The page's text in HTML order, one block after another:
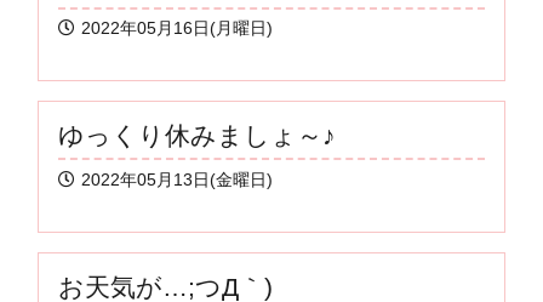
2022年05月16日(月曜日)
ゆっくり休みましょ～♪
2022年05月13日(金曜日)
お天気が…;つД｀)